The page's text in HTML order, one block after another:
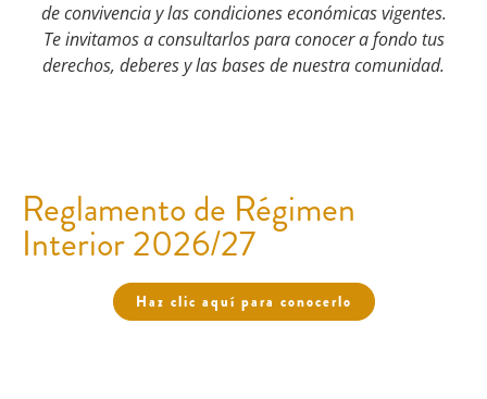
de convivencia y las condiciones económicas vigentes.
Te invitamos a consultarlos para conocer a fondo tus
derechos, deberes y las bases de nuestra comunidad.
Reglamento de Régimen
Interior 2026/27
Haz clic aquí para conocerlo